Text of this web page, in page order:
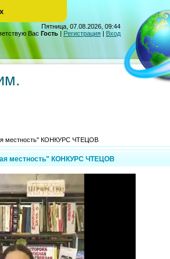
Пятница, 07.08.2026, 09:44
Вас Гость | Регистрация | Вход
местность" КОНКУРС ЧТЕЦОВ
местность" КОНКУРС ЧТЕЦОВ